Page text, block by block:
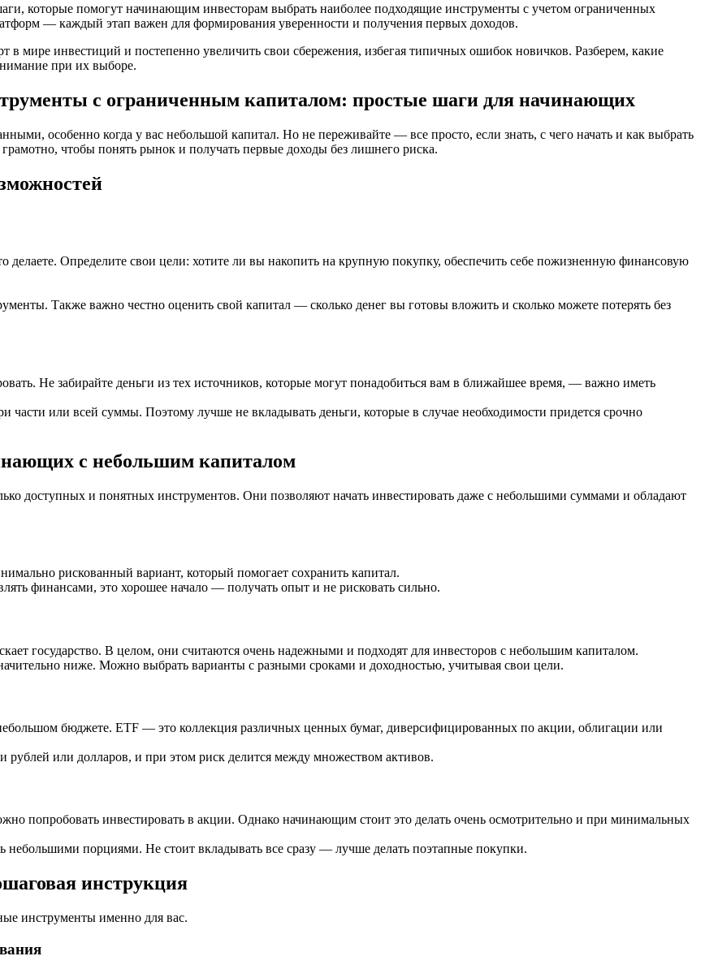
которые помогут начинающим инвесторам выбрать наиболее подходящие инструменты с учетом ограниченных
— каждый этап важен для формирования уверенности и получения первых доходов.
мире инвестиций и постепенно увеличить свои сбережения, избегая типичных ошибок новичков. Разберем, какие
при их выборе.
с ограниченным капиталом: простые шаги для начинающих
особенно когда у вас небольшой капитал. Но не переживайте — все просто, если знать, с чего начать и как выбрать
чтобы понять рынок и получать первые доходы без лишнего риска.
делаете. Определите свои цели: хотите ли вы накопить на крупную покупку, обеспечить себе пожизненную финансовую
Также важно честно оценить свой капитал — сколько денег вы готовы вложить и сколько можете потерять без
Не забирайте деньги из тех источников, которые могут понадобиться вам в ближайшее время, — важно иметь
части или всей суммы. Поэтому лучше не вкладывать деньги, которые в случае необходимости придется срочно
с небольшим капиталом
доступных и понятных инструментов. Они позволяют начать инвестировать даже с небольшими суммами и обладают
рискованный вариант, который помогает сохранить капитал.
финансами, это хорошее начало — получать опыт и не рисковать сильно.
государство. В целом, они считаются очень надежными и подходят для инвесторов с небольшим капиталом.
ниже. Можно выбрать варианты с разными сроками и доходностью, учитывая свои цели.
бюджете. ETF — это коллекция различных ценных бумаг, диверсифицированных по акции, облигации или
или долларов, и при этом риск делится между множеством активов.
попробовать инвестировать в акции. Однако начинающим стоит это делать очень осмотрительно и при минимальных
порциями. Не стоит вкладывать все сразу — лучше делать поэтапные покупки.
инструкция
инструменты именно для вас.